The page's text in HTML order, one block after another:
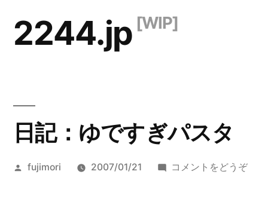
2244.jp
日記：ゆですぎパスタ
投
fujimori 2007/01/21 コメントをどうぞ(日